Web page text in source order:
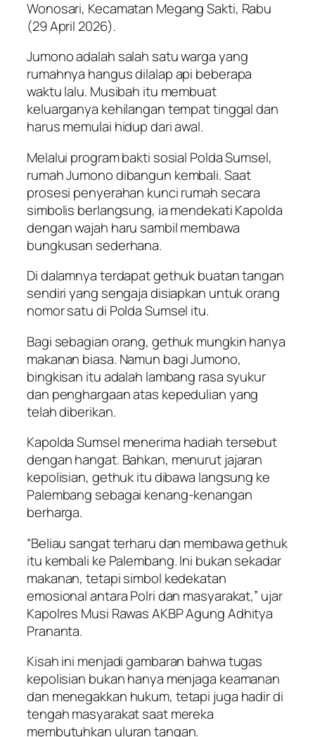
Wonosari, Kecamatan Megang Sakti, Rabu
(29 April 2026).
Jumono adalah salah satu warga yang
rumahnya hangus dilalap api beberapa
waktu lalu. Musibah itu membuat
keluarganya kehilangan tempat tinggal dan
harus memulai hidup dari awal.
Melalui program bakti sosial Polda Sumsel,
rumah Jumono dibangun kembali. Saat
prosesi penyerahan kunci rumah secara
simbolis berlangsung, ia mendekati Kapolda
dengan wajah haru sambil membawa
bungkusan sederhana.
Di dalamnya terdapat gethuk buatan tangan
sendiri yang sengaja disiapkan untuk orang
nomor satu di Polda Sumsel itu.
Bagi sebagian orang, gethuk mungkin hanya
makanan biasa. Namun bagi Jumono,
bingkisan itu adalah lambang rasa syukur
dan penghargaan atas kepedulian yang
telah diberikan.
Kapolda Sumsel menerima hadiah tersebut
dengan hangat. Bahkan, menurut jajaran
kepolisian, gethuk itu dibawa langsung ke
Palembang sebagai kenang-kenangan
berharga.
“Beliau sangat terharu dan membawa gethuk
itu kembali ke Palembang. Ini bukan sekadar
makanan, tetapi simbol kedekatan
emosional antara Polri dan masyarakat,” ujar
Kapolres Musi Rawas AKBP Agung Adhitya
Prananta.
Kisah ini menjadi gambaran bahwa tugas
kepolisian bukan hanya menjaga keamanan
dan menegakkan hukum, tetapi juga hadir di
tengah masyarakat saat mereka
membutuhkan uluran tangan.